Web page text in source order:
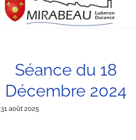
Séance du 18
Décembre 2024
31 août 2025
Séance du 8 Avril 2024
Séances du Conseil Municipal